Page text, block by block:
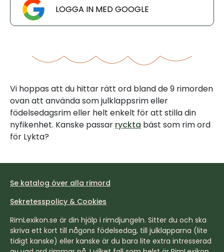
LOGGA IN MED GOOGLE
Vi hoppas att du hittar rätt ord bland de 9 rimorden
ovan att använda som julklappsrim eller
födelsedagsrim eller helt enkelt för att stilla din
nyfikenhet. Kanske passar ryckta bäst som rim ord
för Lykta?
Se katalog över alla rimord
Sekretesspolicy & Cookies
RimLexikon.se är din hjälp i rimdjungeln. Sitter du och ska
skriva ett kort till någons födelsedag, till julklapparna (lite
tidigt kanske) eller kanske är du bara lite extra intresserad